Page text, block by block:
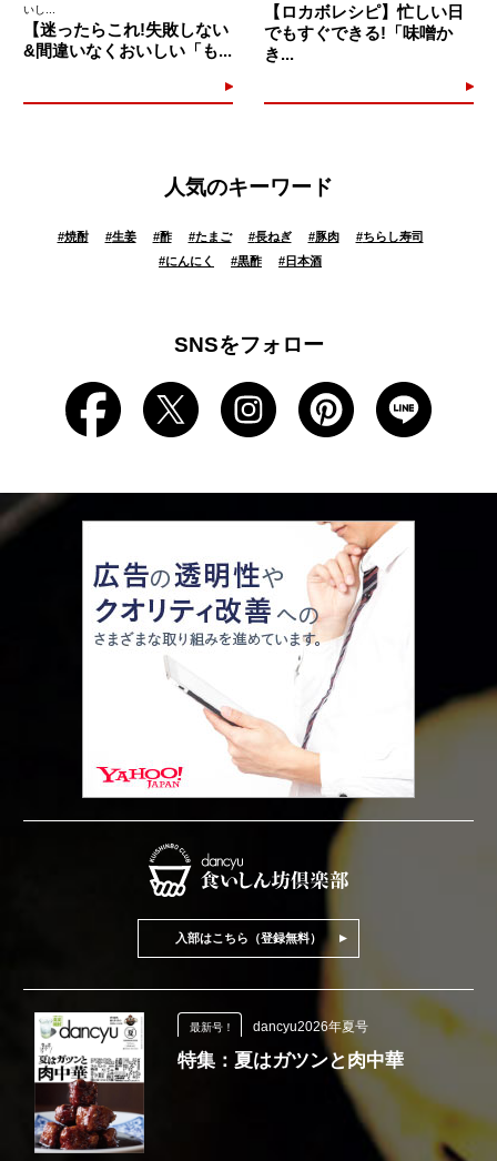
いし...
【迷ったらこれ!失敗しない
&間違いなくおいしい「も...
【ロカボレシピ】忙しい日
でもすぐできる!「味噌か
き...
人気のキーワード
#焼酎 #生姜 #酢 #たまご #長ねぎ #豚肉 #ちらし寿司
#にんにく #黒酢 # 日本酒
SNSをフォロー
入部はこちら（登録無料）
最新号！ dancyu2026年夏号
特集：夏はガツンと肉中華